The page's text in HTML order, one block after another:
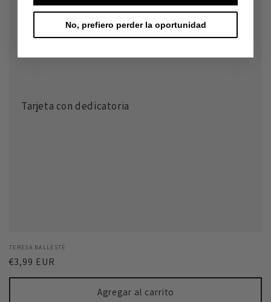
Tarjeta con dedicatoria
Proveedor:
TERESA BALLESTÉ
Precio
habitual
€3,99 EUR
Agregar al carrito
No, prefiero perder la oportunidad